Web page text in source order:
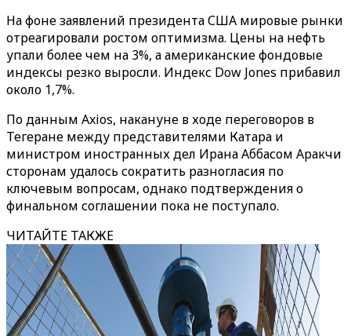
На фоне заявлений президента США мировые рынки
отреагировали ростом оптимизма. Цены на нефть
упали более чем на 3%, а американские фондовые
индексы резко выросли. Индекс Dow Jones прибавил
около 1,7%.
По данным Axios, накануне в ходе переговоров в
Тегеране между представителями Катара и
министром иностранных дел Ирана Аббасом Аракчи
сторонам удалось сократить разногласия по
ключевым вопросам, однако подтверждения о
финальном соглашении пока не поступало.
ЧИТАЙТЕ ТАКЖЕ